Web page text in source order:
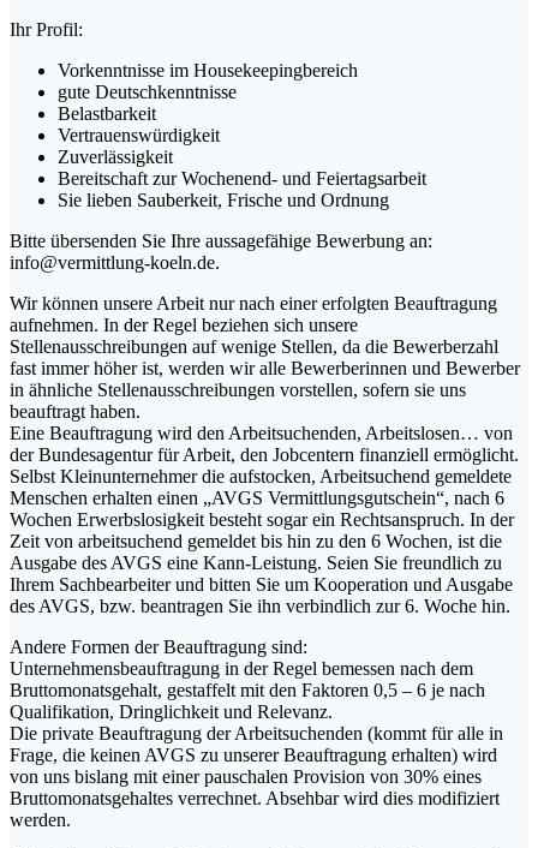
Ihr Profil:
Vorkenntnisse im Housekeepingbereich
gute Deutschkenntnisse
Belastbarkeit
Vertrauenswürdigkeit
Zuverlässigkeit
Bereitschaft zur Wochenend- und Feiertagsarbeit
Sie lieben Sauberkeit, Frische und Ordnung
Bitte übersenden Sie Ihre aussagefähige Bewerbung an:
info@vermittlung-koeln.de.
Wir können unsere Arbeit nur nach einer erfolgten Beauftragung
aufnehmen. In der Regel beziehen sich unsere
Stellenausschreibungen auf wenige Stellen, da die Bewerberzahl
fast immer höher ist, werden wir alle Bewerberinnen und Bewerber
in ähnliche Stellenausschreibungen vorstellen, sofern sie uns
beauftragt haben.
Eine Beauftragung wird den Arbeitsuchenden, Arbeitslosen… von
der Bundesagentur für Arbeit, den Jobcentern finanziell ermöglicht.
Selbst Kleinunternehmer die aufstocken, Arbeitsuchend gemeldete
Menschen erhalten einen „AVGS Vermittlungsgutschein“, nach 6
Wochen Erwerbslosigkeit besteht sogar ein Rechtsanspruch. In der
Zeit von arbeitsuchend gemeldet bis hin zu den 6 Wochen, ist die
Ausgabe des AVGS eine Kann-Leistung. Seien Sie freundlich zu
Ihrem Sachbearbeiter und bitten Sie um Kooperation und Ausgabe
des AVGS, bzw. beantragen Sie ihn verbindlich zur 6. Woche hin.
Andere Formen der Beauftragung sind:
Unternehmensbeauftragung in der Regel bemessen nach dem
Bruttomonatsgehalt, gestaffelt mit den Faktoren 0,5 – 6 je nach
Qualifikation, Dringlichkeit und Relevanz.
Die private Beauftragung der Arbeitsuchenden (kommt für alle in
Frage, die keinen AVGS zu unserer Beauftragung erhalten) wird
von uns bislang mit einer pauschalen Provision von 30% eines
Bruttomonatsgehaltes verrechnet. Absehbar wird dies modifiziert
werden.